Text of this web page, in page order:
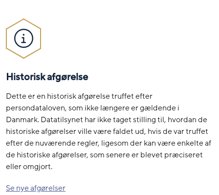
Historisk afgørelse
Dette er en historisk afgørelse truffet efter
persondataloven, som ikke længere er gældende i
Danmark. Datatilsynet har ikke taget stilling til, hvordan de
historiske afgørelser ville være faldet ud, hvis de var truffet
efter de nuværende regler, ligesom der kan være enkelte af
de historiske afgørelser, som senere er blevet præciseret
eller omgjort.
Se nye afgørelser